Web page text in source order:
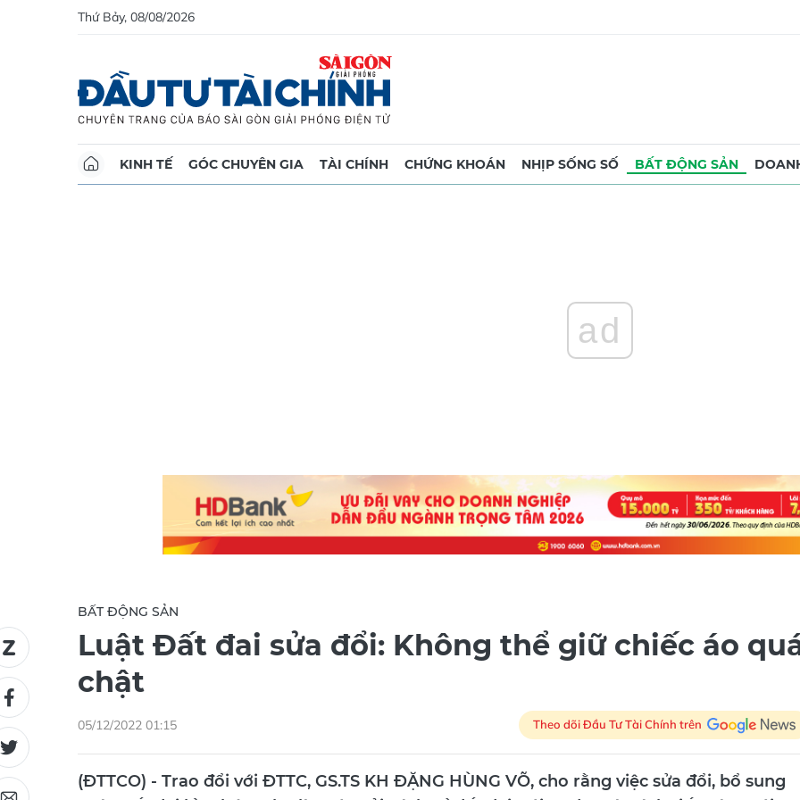
Thứ Bảy, 08/08/2026
KINH TẾ GÓC CHUYÊN GIA TÀI CHÍNH CHỨNG KHOÁN NHỊP SỐNG SỐ BẤT ĐỘNG SẢN
ad
BẤT ĐỘNG SẢN
Luật Đất đai sửa đổi: Không thể giữ chiếc áo
chật
05/12/2022 01:15 Theo dõi Đầu Tư Tài Chính trên
(ĐTTCO) - Trao đổi với ĐTTC, GS.TS KH ĐẶNG HÙNG VÕ, cho rằng việc sửa đổi, bổ sung